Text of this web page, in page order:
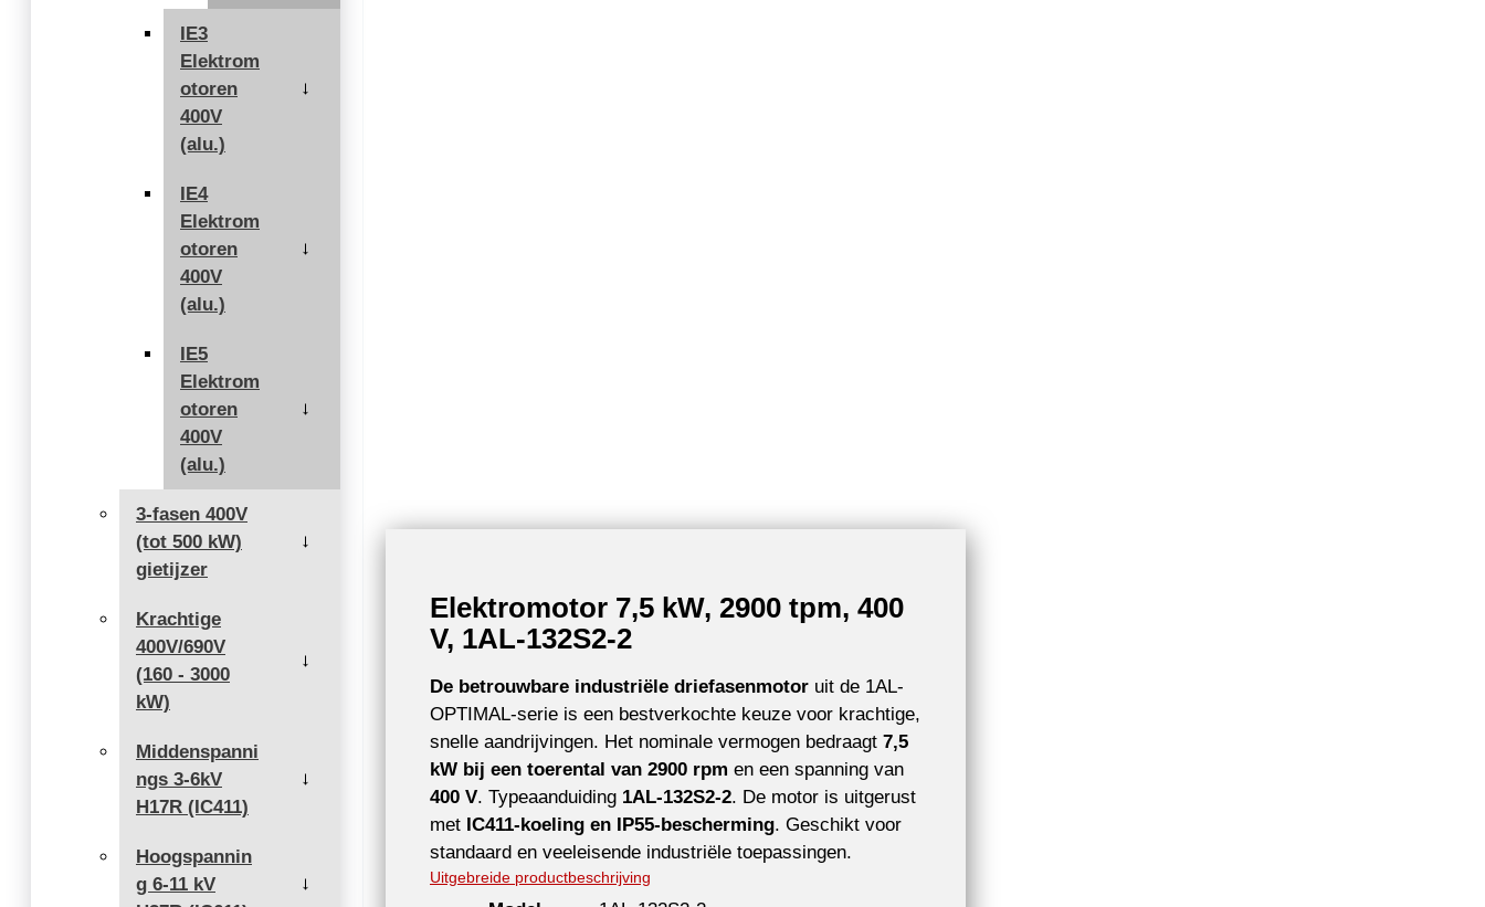
IE3
Elektrom
otoren
400V
(alu.)
→
IE4
Elektrom
otoren
400V
(alu.)
→
IE5
Elektrom
otoren
400V
(alu.)
→
3-fasen 400V
(tot 500 kW)
gietijzer
→
Krachtige
400V/690V
(160 - 3000
kW)
→
Middenspanni
ngs 3-6kV
H17R (IC411)
→
Hoogspannin
g 6-11 kV
→
Elektromotor 7,5 kW, 2900 tpm, 400
V, 1AL-132S2-2
De betrouwbare industriële driefasenmotor uit de 1AL-
OPTIMAL-serie is een bestverkochte keuze voor krachtige,
snelle aandrijvingen. Het nominale vermogen bedraagt 7,5
kW bij een toerental van 2900 rpm en een spanning van
400 V. Typeaanduiding 1AL-132S2-2. De motor is uitgerust
met IC411-koeling en IP55-bescherming. Geschikt voor
standaard en veeleisende industriële toepassingen.
Uitgebreide productbeschrijving